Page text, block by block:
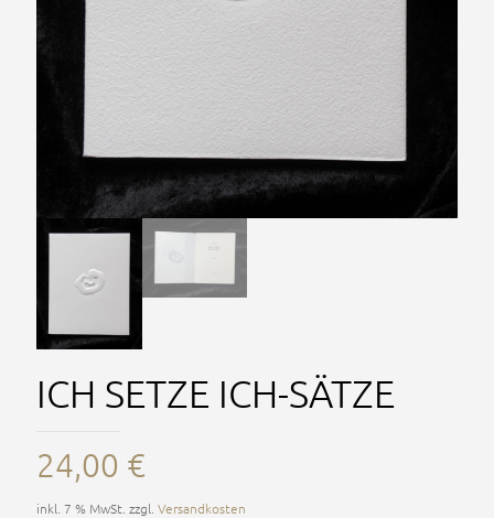
ICH SETZE ICH-SÄTZE
24,00 €
inkl. 7 % MwSt. zzgl. Versandkosten